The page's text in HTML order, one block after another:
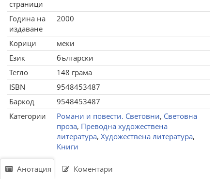
страници
Година на
издаване
2000
Корици
меки
Език
български
Тегло
148 грама
ISBN
9548453487
Баркод
9548453487
Категории
Романи и повести. Световни, Световна
проза, Преводна художествена
литература, Художествена литература,
Книги
Анотация Коментари